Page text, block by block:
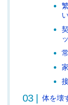
い
体を壊